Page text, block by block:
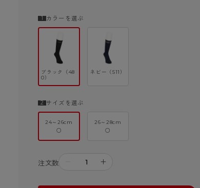
カラーを選ぶ
ブラック（48
0）
ネビー（511）
サイズを選ぶ
24～26cm
○
26～28cm
○
注文数 ＋